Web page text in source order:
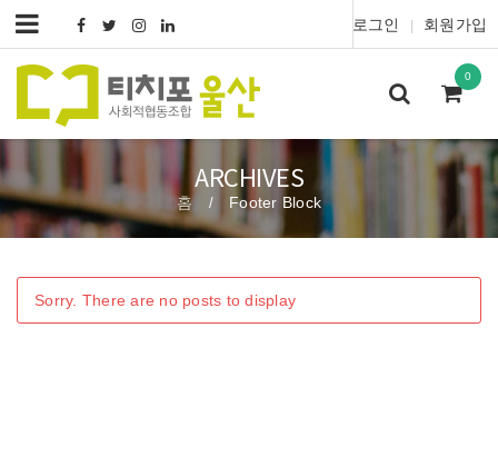
로그인 회원가입
0
ARCHIVES
홈 / Footer Block
Sorry. There are no posts to display